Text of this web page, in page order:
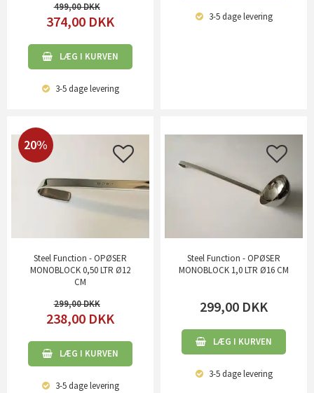
499,00
374,00 DKK
LÆG I KURVEN
3-5 dagelevering
3-5 dagelevering
20%
Steel Function - OPØSER
MONOBLOCK 0,50 LTR Ø12
CM
299,00
238,00 DKK
LÆG I KURVEN
3-5 dagelevering
Steel Function - OPØSER
MONOBLOCK 1,0 LTR Ø16 CM
299,00 DKK
LÆG I KURVEN
3-5 dagelevering